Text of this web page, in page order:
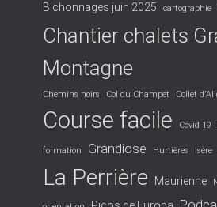
Bichonnages juin 2025 cartographie
Chantier chalets
Montagne
Chemins noirs Col du Champet Collet
Course facile Covid 19
formation Grandiose Hurtières Isère
La Perrière Maurienne